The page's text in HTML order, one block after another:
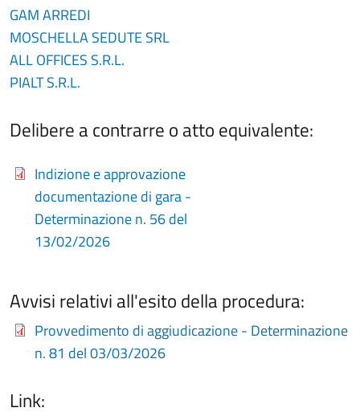
GAM ARREDI
MOSCHELLA SEDUTE SRL
ALL OFFICES S.R.L.
PIALT S.R.L.
Delibere a contrarre o atto equivalente:
Indizione e approvazione
documentazione di gara -
Determinazione n. 56 del
13/02/2026
Avvisi relativi all'esito della procedura:
Provvedimento di aggiudicazione - Determinazione
n. 81 del 03/03/2026
Link: